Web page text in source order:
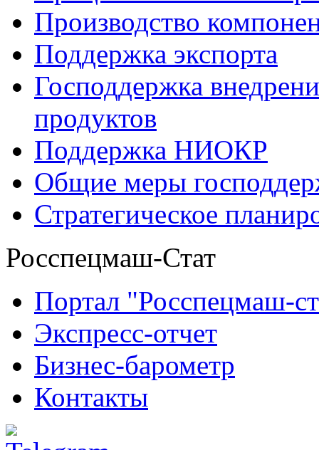
Производство
Поддержка экспорта
Господдержка
продуктов
Поддержка НИОКР
Общие меры
Стратегическое
Росспецмаш-Стат
Портал "Росспецмаш-
Экспресс-отчет
Бизнес-барометр
Контакты